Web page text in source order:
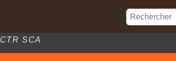
CTR SCA